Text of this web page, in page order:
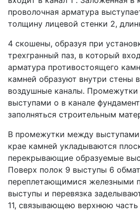
проволочная арматура
толщину лицевой стенки 2,
4 скошены, образуя при
трехгранный паз, в который
арматура противостоящего
камней образуют внутри стены
воздушные каналы.
выступами о в канале
заполняться строительным
В промежутки между
крае камней укладываются
перекрывающие образуемые
Поверх полок 9 выступы 6
переплетающимися железными
выступы и перевязка
11, связывающею верхнюю часть